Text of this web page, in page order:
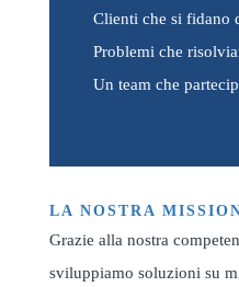
Clienti che si fidano
Problemi che
Un team che
LA NOSTRA
Grazie alla nostra
sviluppiamo soluzioni su